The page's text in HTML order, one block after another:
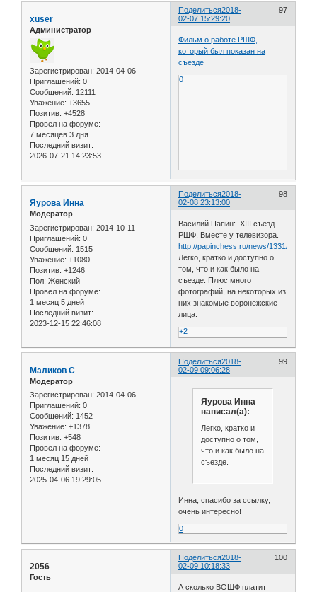
Поделиться 97
2018-
02-07 15:29:20
xuser
Администратор
Зарегистрирован: 2014-04-06
Приглашений: 0
Сообщений: 12111
Уважение: +3655
Позитив: +4528
Провел на форуме:
7 месяцев 3 дня
Последний визит:
2026-07-21 14:23:53
Фильм о работе РШФ,
который был показан на
съезде
0
Поделиться 98
2018-
02-08 23:13:00
Яурова Инна
Модератор
Зарегистрирован: 2014-10-11
Приглашений: 0
Сообщений: 1515
Уважение: +1080
Позитив: +1246
Пол: Женский
Провел на форуме:
1 месяц 5 дней
Последний визит:
2023-12-15 22:46:08
Василий Папин: XIII съезд
РШФ. Вместе у телевизора.
http://papinchess.ru/news/1331/
Легко, кратко и доступно о
том, что и как было на
съезде. Плюс много
фотографий, на некоторых из
них знакомые воронежские
лица.
+2
Поделиться 99
2018-
02-09 09:06:28
Маликов С
Модератор
Зарегистрирован: 2014-04-06
Приглашений: 0
Сообщений: 1452
Уважение: +1378
Позитив: +548
Провел на форуме:
1 месяц 15 дней
Последний визит:
2025-04-06 19:29:05
Яурова Инна
написал(а):
Легко, кратко и
доступно о том,
что и как было на
съезде.
Инна, спасибо за ссылку,
очень интересно!
0
Поделиться 100
2018-
02-09 10:18:33
2056
Гость
А сколько ВОШФ платит